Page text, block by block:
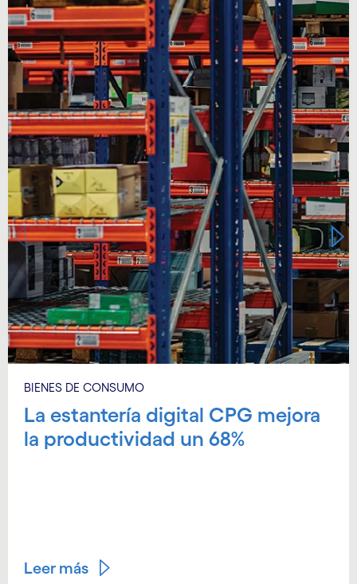
BIENES DE CONSUMO
La estantería digital CPG mejora
la productividad un 68%
Leer más